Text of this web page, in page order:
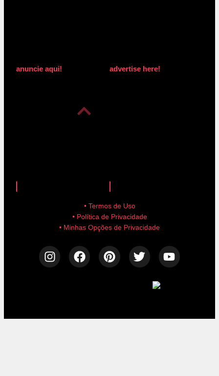
anuncie aqui! advertise here!
• Termos de Uso
• Política de Privacidade
• Minhas Opções de Privacidade